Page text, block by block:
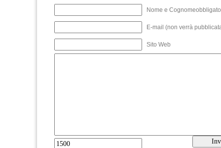
Nome e
E-mail (non verrà
Sito Web